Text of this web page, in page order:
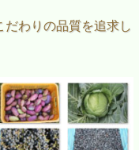
わりの品質を追求し